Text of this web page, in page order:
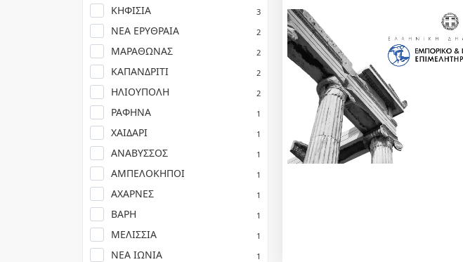
ΚΗΦΙΣΙΑ 3
ΝΕΑ ΕΡΥΘΡΑΙΑ 2
ΜΑΡΑΘΩΝΑΣ 2
ΚΑΠΑΝΔΡΙΤΙ 2
ΗΛΙΟΥΠΟΛΗ 2
ΡΑΦΗΝΑ 1
ΧΑΙΔΑΡΙ 1
ΑΝΑΒΥΣΣΟΣ 1
ΑΜΠΕΛΟΚΗΠΟΙ 1
ΑΧΑΡΝΕΣ 1
ΒΑΡΗ 1
ΜΕΛΙΣΣΙΑ 1
ΝΕΑ ΙΩΝΙΑ 1